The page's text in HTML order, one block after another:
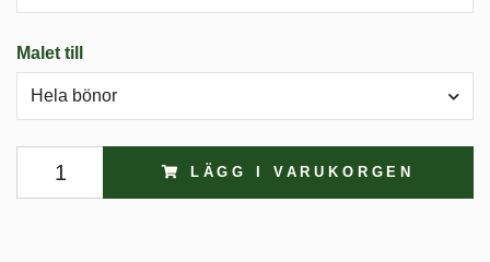
Malet till
Hela bönor
LÄGG I VARUKORGEN